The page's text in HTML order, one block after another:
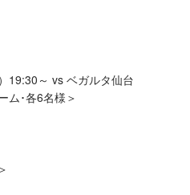
19:30～ vs ベガルタ仙台
ム･各6名様＞